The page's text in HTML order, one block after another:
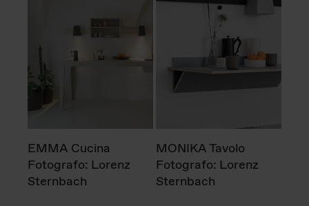
EMMA Cucina
Fotografo: Lorenz
Sternbach
MONIKA Tavolo
Fotografo: Lorenz
Sternbach